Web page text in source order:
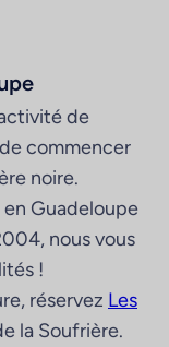
de
commencer
noire.
Guadeloupe
nous vous
!
réservez Les
la Soufrière.